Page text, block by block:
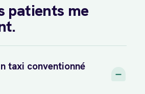
patients me
taxi conventionné